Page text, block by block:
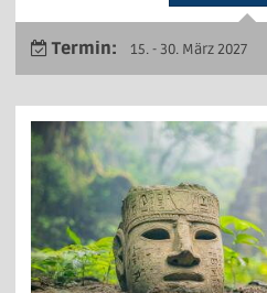
Termin: 15. - 30. März 2027